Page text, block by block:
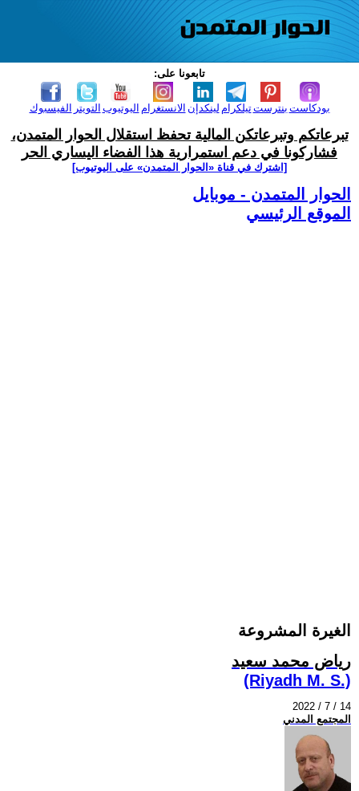
تابعونا على:
الفيسبوك التويتر اليوتيوب الانستغرام لينكدإن تيلكرامبنترست بودكاست
تبرعاتكم وتبرعاتكن المالية تحفظ استقلال الحوار المتمدن،
فشاركونا في دعم استمرارية هذا الفضاء اليساري الحر
[اشترك في قناة ‫«الحوار المتمدن» على اليوتيوب]
الحوار المتمدن - موبايل
الموقع الرئيسي
الغيرة المشروعة
رياض محمد سعيد
(Riyadh M. S.)
2022 / 7 / 14
المجتمع المدني